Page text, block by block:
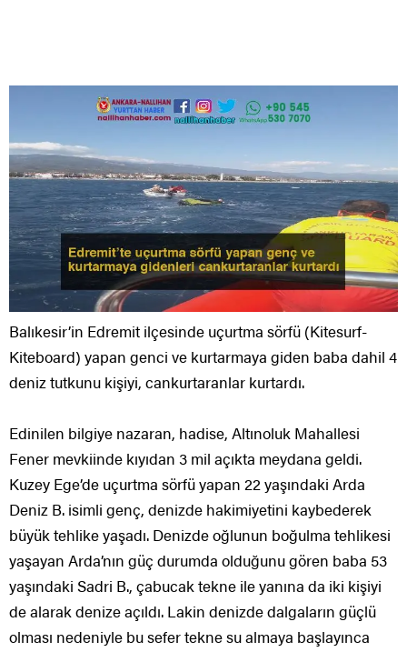
Balıkesir’in Edremit ilçesinde uçurtma sörfü (Kitesurf-
Kiteboard) yapan genci ve kurtarmaya giden baba dahil 4
deniz tutkunu kişiyi, cankurtaranlar kurtardı.
Edinilen bilgiye nazaran, hadise, Altınoluk Mahallesi
Fener mevkiinde kıyıdan 3 mil açıkta meydana geldi.
Kuzey Ege’de uçurtma sörfü yapan 22 yaşındaki Arda
Deniz B. isimli genç, denizde hakimiyetini kaybederek
büyük tehlike yaşadı. Denizde oğlunun boğulma tehlikesi
yaşayan Arda’nın güç durumda olduğunu gören baba 53
yaşındaki Sadri B., çabucak tekne ile yanına da iki kişiyi
de alarak denize açıldı. Lakin denizde dalgaların güçlü
olması nedeniyle bu sefer tekne su almaya başlayınca